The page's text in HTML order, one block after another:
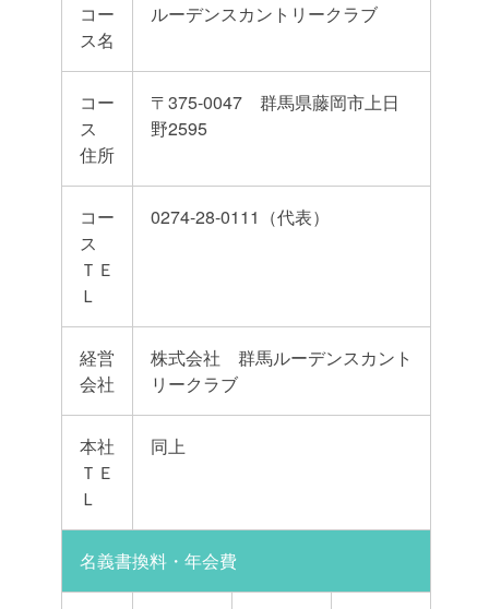
コー
ス名
ルーデンスカントリークラブ
コー
ス
住所
〒375-0047 群馬県藤岡市上日
野2595
コー
ス
ＴＥ
Ｌ
0274-28-0111（代表）
経営
会社
株式会社 群馬ルーデンスカント
リークラブ
本社
ＴＥ
Ｌ
同上
名義書換料・年会費